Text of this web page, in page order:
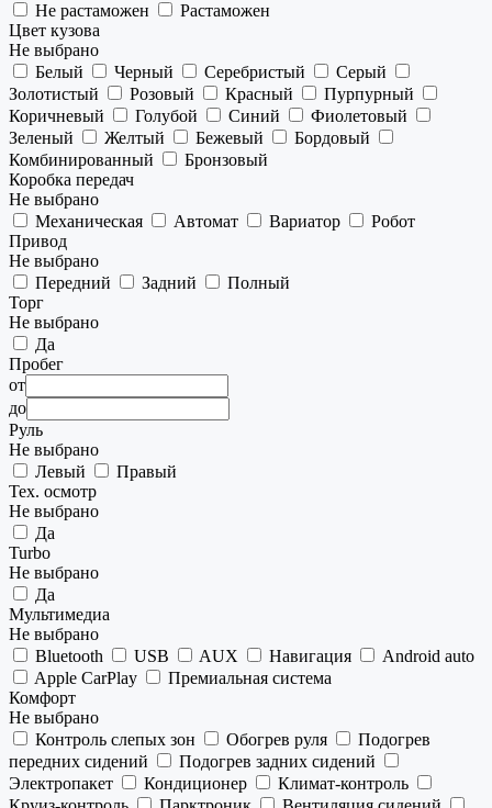
Не растаможен
Растаможен
Цвет кузова
Не выбрано
Белый
Черный Серебристый
Серый
Золотистый
Розовый Красный
Пурпурный
Коричневый
Голубой Синий
Фиолетовый
Зеленый
Желтый Бежевый
Бордовый
Комбинированный
Бронзовый
Коробка передач
Не выбрано
Механическая
Автомат Вариатор
Робот
Привод
Не выбрано
Передний
Задний
Полный
Торг
Не выбрано
Да
Пробег
от
до
Руль
Не выбрано
Левый
Правый
Тех. осмотр
Не выбрано
Да
Turbo
Не выбрано
Да
Мультимедиа
Не выбрано
Bluetooth
USB AUX Навигация
Android auto
Apple CarPlay
Премиальная система
Комфорт
Не выбрано
Контроль слепых зон
Обогрев руля
Подогрев
передних сидений
Подогрев задних сидений
Электропакет
Кондиционер
Климат-контроль